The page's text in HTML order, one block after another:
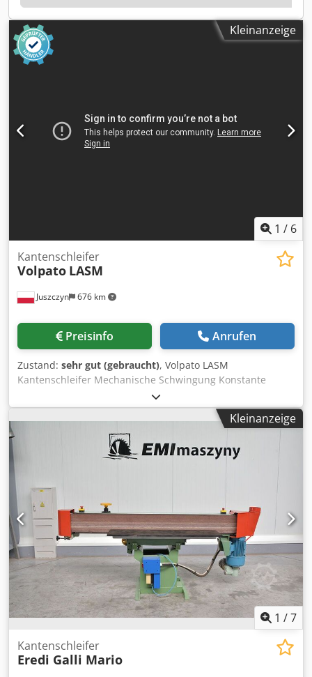
Kleinanzeige
1 / 6
Juszczyn 676 km
Kantenschleifer
Volpato LASM
Preisinfo Anrufen
Zustand: sehr gut (gebraucht), Volpato LASM
Kantenschleifer Mechanische Schwingung Konstante
Schleifgeschwindigkeit Cedpfxowcflqs Ab Sorf 1,5k3-Motor
Schleifhöhe ca. 100 mm Bandlänge 2640mm Höhe 130mm
Absaugstutzen ø 100mm
Kleinanzeige
1 /7
Kantenschleifer
Eredi Galli Mario